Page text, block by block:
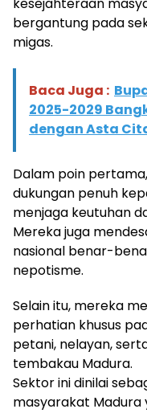
kesejahteraan
bergantung pada
migas.
Baca Juga :
2025-2029
dengan Asta
Dalam poin
dukungan penuh
menjaga keutuhan
Mereka juga
nasional benar-
nepotisme.
Selain itu, mereka
perhatian khusus
petani, nelayan,
tembakau Madura.
Sektor ini dinilai
masyarakat Madura